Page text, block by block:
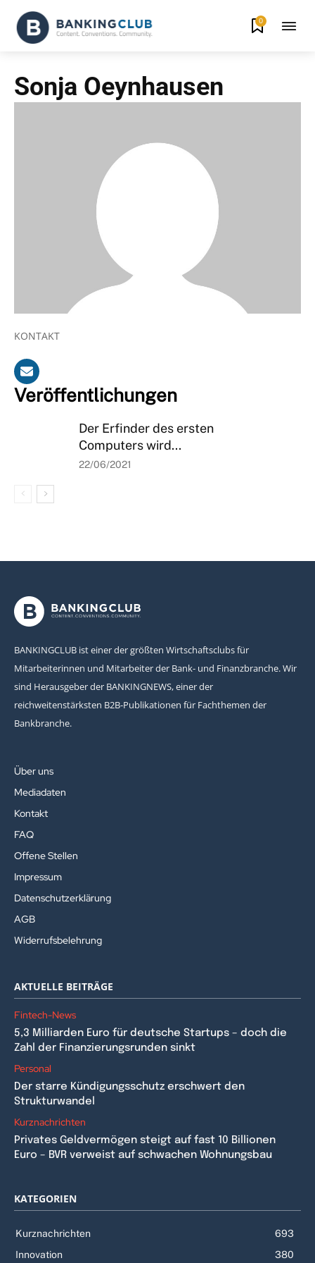
0
Sonja Oeynhausen
KONTAKT
Veröffentlichungen
Der Erfinder des ersten
Computers wird...
22/06/2021
BANKINGCLUB ist einer der größten Wirtschaftsclubs für
Mitarbeiterinnen und Mitarbeiter der Bank- und Finanzbranche. Wir
sind Herausgeber der BANKINGNEWS, einer der
reichweitenstärksten B2B-Publikationen für Fachthemen der
Bankbranche.
Über uns
Mediadaten
Kontakt
FAQ
Offene Stellen
Impressum
Datenschutzerklärung
AGB
Widerrufsbelehrung
AKTUELLE BEITRÄGE
Fintech-News
5,3 Milliarden Euro für deutsche Startups – doch die
Zahl der Finanzierungsrunden sinkt
Personal
Der starre Kündigungsschutz erschwert den
Strukturwandel
Kurznachrichten
Privates Geldvermögen steigt auf fast 10 Billionen
Euro – BVR verweist auf schwachen Wohnungsbau
KATEGORIEN
Kurznachrichten
693
Innovation
380